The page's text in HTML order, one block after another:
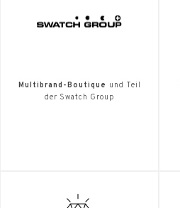
Multibrand-Boutique
und Teil
der Swatch Group